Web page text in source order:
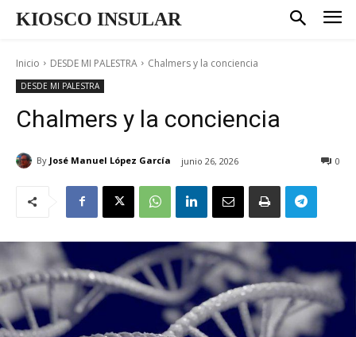
KIOSCO INSULAR
Inicio DESDE MI PALESTRA Chalmers y la conciencia
DESDE MI PALESTRA
Chalmers y la conciencia
By José Manuel López García junio 26, 2026 0